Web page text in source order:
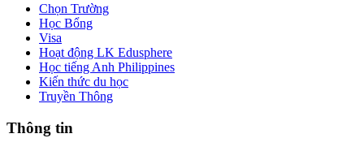
Chọn Trường
Học Bổng
Visa
Hoạt động LK Edusphere
Học tiếng Anh Philippines
Kiến thức du học
Truyền Thông
Thông tin